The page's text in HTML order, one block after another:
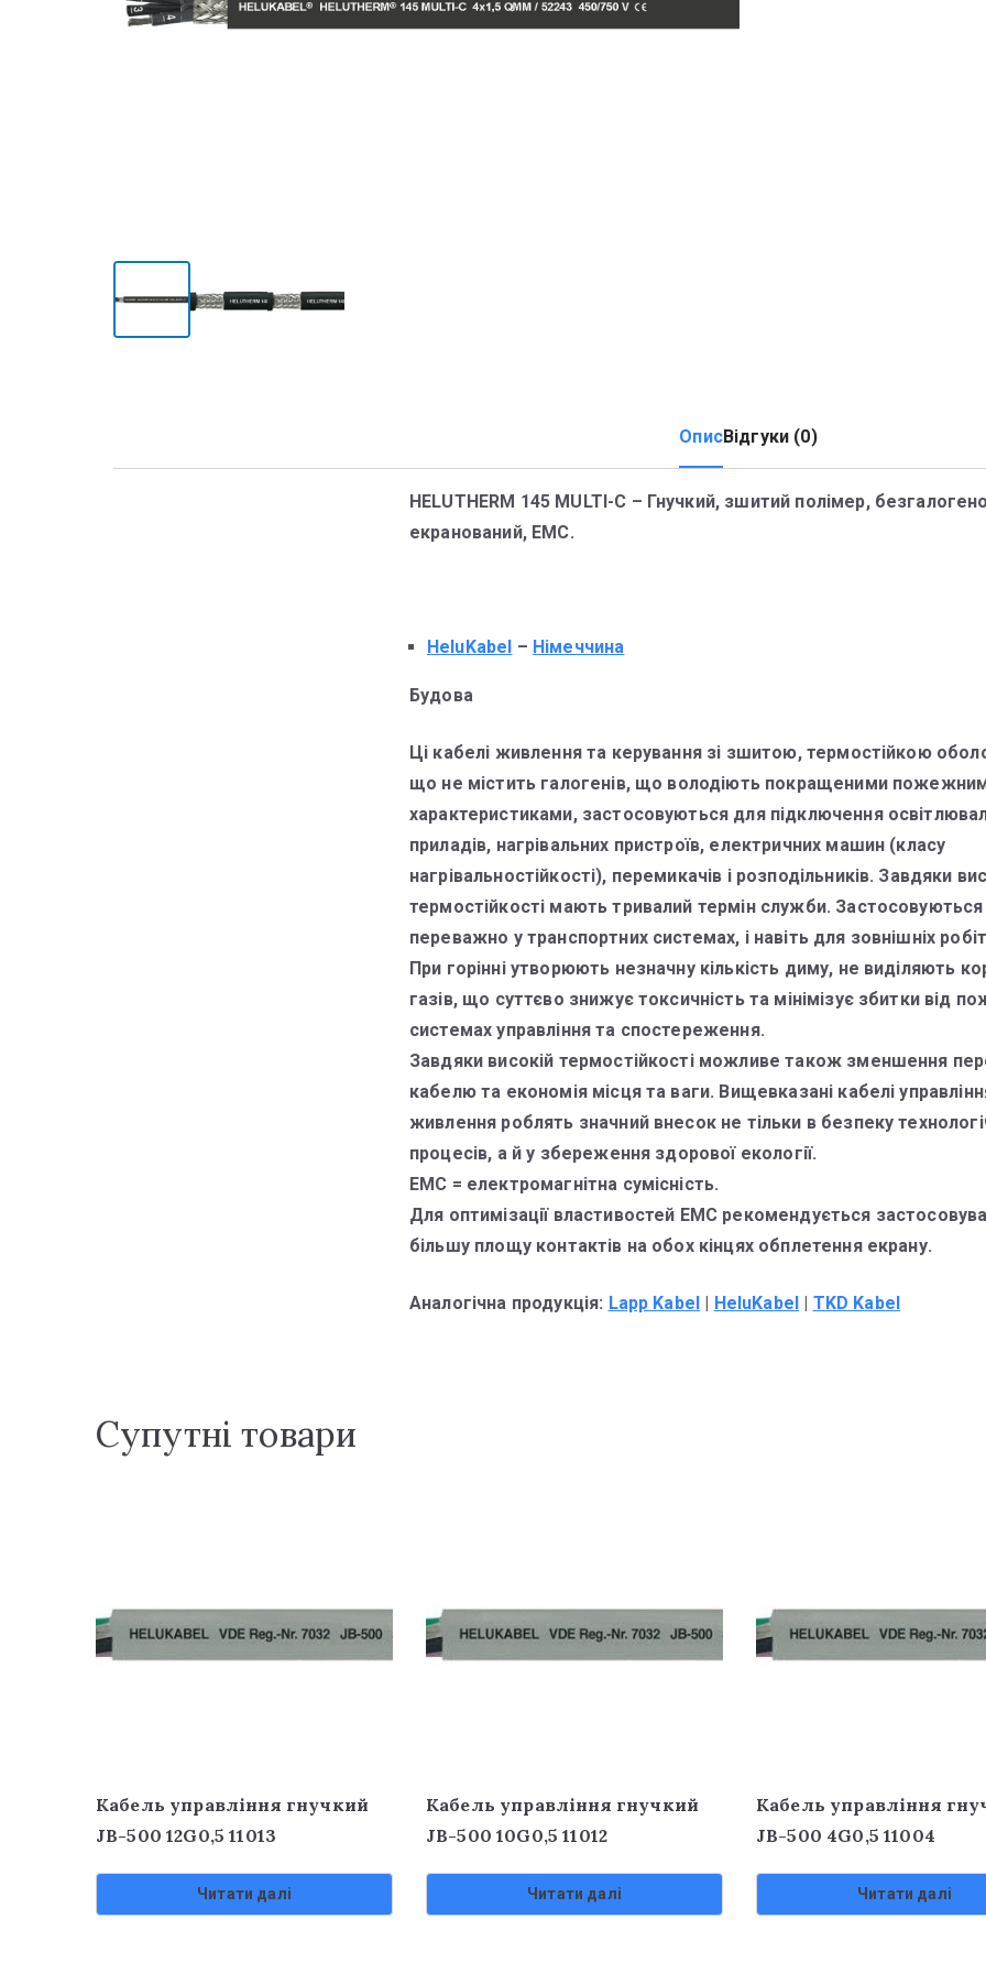
ОписВідгуки (0)
HELUTHERM 145 MULTI-C – Гнучкий, зшитий полімер,
екранований, ЕМС.
HeluKabel – Німеччина
Будова
Ці кабелі живлення та керування зі зшитою, термостійкою
що не містить галогенів, що володіють покращеними
характеристиками, застосовуються для підключення
приладів, нагрівальних пристроїв, електричних машин (класу
нагрівальностійкості), перемикачів і розподільників. Завдяки
термостійкості мають тривалий термін служби. Застосовуються
переважно у транспортних системах, і навіть для зовнішніх
При горінні утворюють незначну кількість диму, не виділяють
газів, що суттєво знижує токсичність та мінімізує збитки від
системах управління та спостереження.
Завдяки високій термостійкості можливе також зменшення
кабелю та економія місця та ваги. Вищевказані кабелі
живлення роблять значний внесок не тільки в безпеку
процесів, а й у збереження здорової екології.
ЕМС = електромагнітна сумісність.
Для оптимізації властивостей ЕМС рекомендується
більшу площу контактів на обох кінцях обплетення екрану.
Аналогічна продукція: Lapp Kabel | HeluKabel | TKD Kabel
Супутні товари
Кабель управління гнучкий
JB-500 12G0,5 11013
Читати далі
Кабель управління гнучкий
JB-500 10G0,5 11012
Читати далі
Кабель управління
JB-500 4G0,5 11004
Читати далі